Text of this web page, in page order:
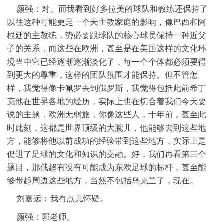
颜强：对。而我看到好多拉美的球队和教练还保持了
以往这种可能更是一个天主教家庭的影响，像巴西和阿
根廷的主教练，势必要跟球队的核心球员保持一种近父
子的关系，而这些在欧洲，甚至是在美国这样的文化环
境当中它已经逐渐逐渐淡化了，每一个个体都必须要得
到更大的尊重，这样的团队氛围才能保持。但不管怎
样，我觉得像卡佩罗去到俄罗斯，我觉得包括此前希丁
克他在世界各地的经历，实际上也在切合着我们今天要
说的主题，欧洲无弱旅，你像这些人，十年前，甚至此
时此刻，这都是世界顶级的大腕儿，他能够去到这些地
方，能够将他以前成功的经验带到这些地方，实际上是
促进了足球的文化和知识的交融。好，我们再看第三个
题目，那俄超有没有可能成为东欧足球的标杆，甚至能
够带起周边这些地方，当然不包括乌克兰了，现在。
刘嘉远：我有点儿怀疑。
颜强：郭老师。